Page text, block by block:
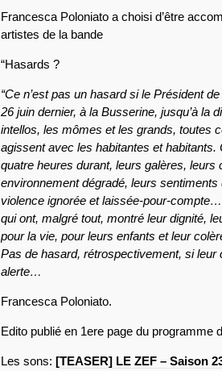
Francesca Poloniato a choisi d’être
artistes de la bande
“Hasards ?
“Ce n’est pas un hasard si le Président
26 juin dernier, à la Busserine, jusqu’à la
intellos, les mômes et les grands, toutes
agissent avec les habitantes et
quatre heures durant, leurs galères, leurs
environnement dégradé, leurs sentiments
violence ignorée et laissée-pour-
qui ont, malgré tout, montré leur dignité,
pour la vie, pour leurs enfants et leur
Pas de hasard, rétrospectivement, si
alerte…
Francesca Poloniato.
Edito publié en 1ere page du programme
Les sons: [TEASER] LE ZEF – Saison